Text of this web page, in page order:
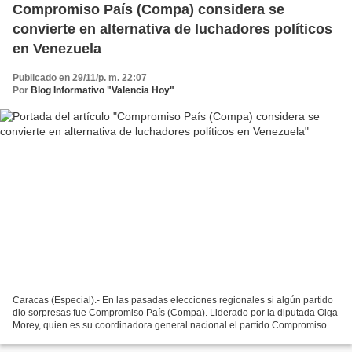
Compromiso País (Compa) considera se
convierte en alternativa de luchadores políticos
en Venezuela
Publicado en 29/11/p. m. 22:07
Por Blog Informativo "Valencia Hoy"
Caracas (Especial).- En las pasadas elecciones regionales si algún partido
dio sorpresas fue Compromiso País (Compa). Liderado por la diputada Olga
Morey, quien es su coordinadora general nacional el partido Compromiso